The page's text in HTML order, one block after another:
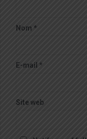
Nom *
E-mail *
Site web